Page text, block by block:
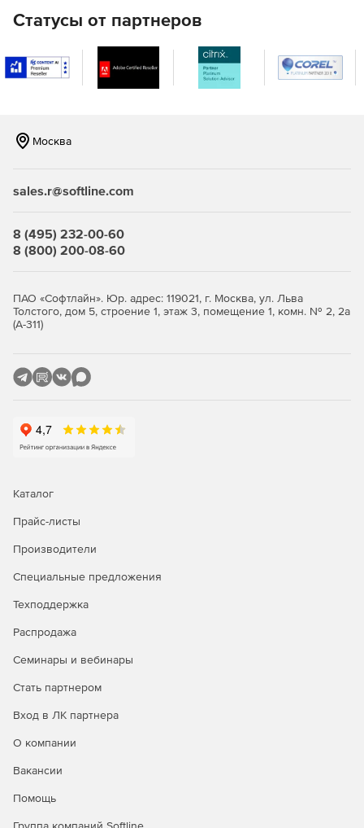
Статусы от партнеров
Москва
sales.r@softline.com
8 (495) 232-00-60
8 (800) 200-08-60
ПАО «Софтлайн». Юр. адрес: 119021, г. Москва, ул. Льва
Толстого, дом 5, строение 1, этаж 3, помещение 1, комн. № 2, 2а
(А-311)
Каталог
Прайс-листы
Производители
Специальные предложения
Техподдержка
Распродажа
Семинары и вебинары
Стать партнером
Вход в ЛК партнера
О компании
Вакансии
Помощь